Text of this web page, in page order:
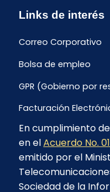
Links de interés
Correo Corporativo
Bolsa de empleo
GPR (Gobierno por
Facturación
Archivo Histórico de
Portal Ambiental y
Proyecto
En cumplimiento
en elAcuerdo No.
emitido por el
Sociedad de la